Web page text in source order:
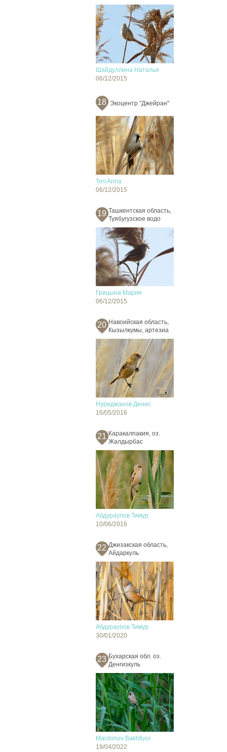
Шайдуллина Наталья
06/12/2015
18 Экоцентр "Джейран"
Ten Anna
06/12/2015
19 Ташкентская область,
Туябугузское водо
Грицына Мария
06/12/2015
20 Навоийская область,
Кызылкумы, артезиа
Нуриджанов Денис
16/05/2016
21 Каракалпакия, оз.
Жалдырбас
Абдураупов Тимур
10/06/2016
22 Джизакская область,
Айдаркуль
Абдураупов Тимур
30/01/2020
23 Бухарская обл. оз.
Денгизкуль
Mardonov Bakhtiyor
19/04/2022